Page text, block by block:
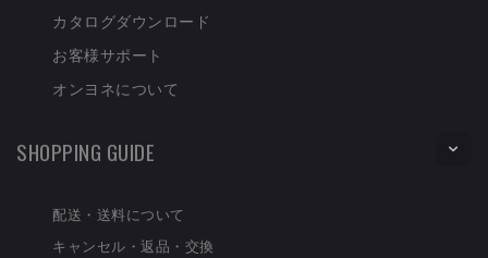
カタログダウンロード
お客様サポート
オンヨネについて
SHOPPING GUIDE
配送・送料について
キャンセル・返品・交換